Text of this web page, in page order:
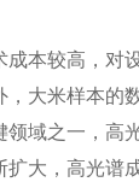
本较高，
大米样本的
域之一，
大，高光